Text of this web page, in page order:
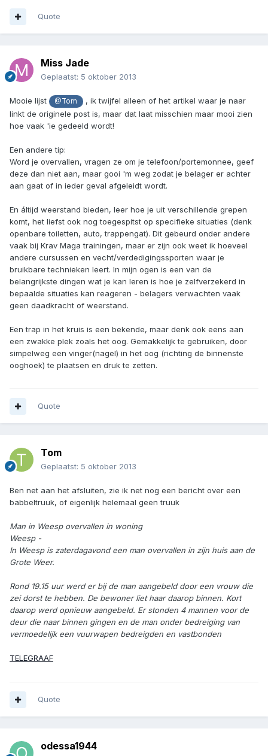
Quote
Miss Jade
Geplaatst: 5 oktober 2013
Mooie lijst @Tom
, ik twijfel alleen of het artikel waar je naar
linkt de originele post is, maar dat laat misschien maar mooi zien
hoe vaak 'ie gedeeld wordt!
Een andere tip:
Word je overvallen, vragen ze om je telefoon/portemonnee, geef
deze dan niet aan, maar gooi 'm weg zodat je belager er achter
aan gaat of in ieder geval afgeleidt wordt.
En áltijd weerstand bieden, leer hoe je uit verschillende grepen
komt, het liefst ook nog toegespitst op specifieke situaties (denk
openbare toiletten, auto, trappengat). Dit gebeurd onder andere
vaak bij Krav Maga trainingen, maar er zijn ook weet ik hoeveel
andere cursussen en vecht/verdedigingssporten waar je
bruikbare technieken leert. In mijn ogen is een van de
belangrijkste dingen wat je kan leren is hoe je zelfverzekerd in
bepaalde situaties kan reageren - belagers verwachten vaak
geen daadkracht of weerstand.
Een trap in het kruis is een bekende, maar denk ook eens aan
een zwakke plek zoals het oog. Gemakkelijk te gebruiken, door
simpelweg een vinger(nagel) in het oog (richting de binnenste
ooghoek) te plaatsen en druk te zetten.
Quote
Tom
Geplaatst: 5 oktober 2013
Ben net aan het afsluiten, zie ik net nog een bericht over een
babbeltruuk, of eigenlijk helemaal geen truuk
Man in Weesp overvallen in woning
Weesp -
In Weesp is zaterdagavond een man overvallen in zijn huis aan de
Grote Weer.
Rond 19.15 uur werd er bij de man aangebeld door een vrouw die
zei dorst te hebben. De bewoner liet haar daarop binnen. Kort
daarop werd opnieuw aangebeld. Er stonden 4 mannen voor de
deur die naar binnen gingen en de man onder bedreiging van
vermoedelijk een vuurwapen bedreigden en vastbonden
TELEGRAAF
Quote
odessa1944